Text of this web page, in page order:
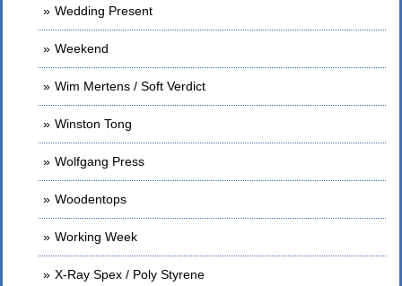
Wedding Present
Weekend
Wim Mertens / Soft Verdict
Winston Tong
Wolfgang Press
Woodentops
Working Week
X-Ray Spex / Poly Styrene